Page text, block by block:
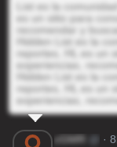
List es la
es un sitio para
recomendar y
Hidden List es la
reportes, HL es un
experiencias,
Hidden List es la
reportes, HL es un
experiencias,
cGMR
·